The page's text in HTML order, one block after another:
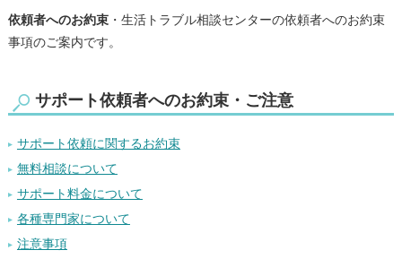
依頼者へのお約束・生活トラブル相談センターの依頼者へのお約束
事項のご案内です。
サポート依頼者へのお約束・ご注意
サポート依頼に関するお約束
無料相談について
サポート料金について
各種専門家について
注意事項